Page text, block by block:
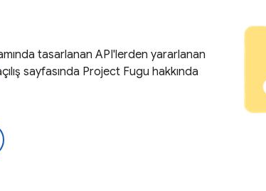
tasarlanan API'lerden yararlanan
sayfasında Project Fugu hakkında